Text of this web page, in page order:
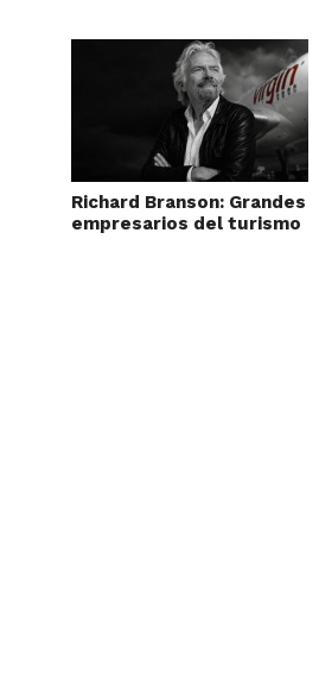
Richard Branson: Grandes
empresarios del turismo